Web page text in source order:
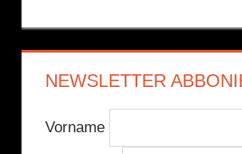
NEWSLETTER
Vorname